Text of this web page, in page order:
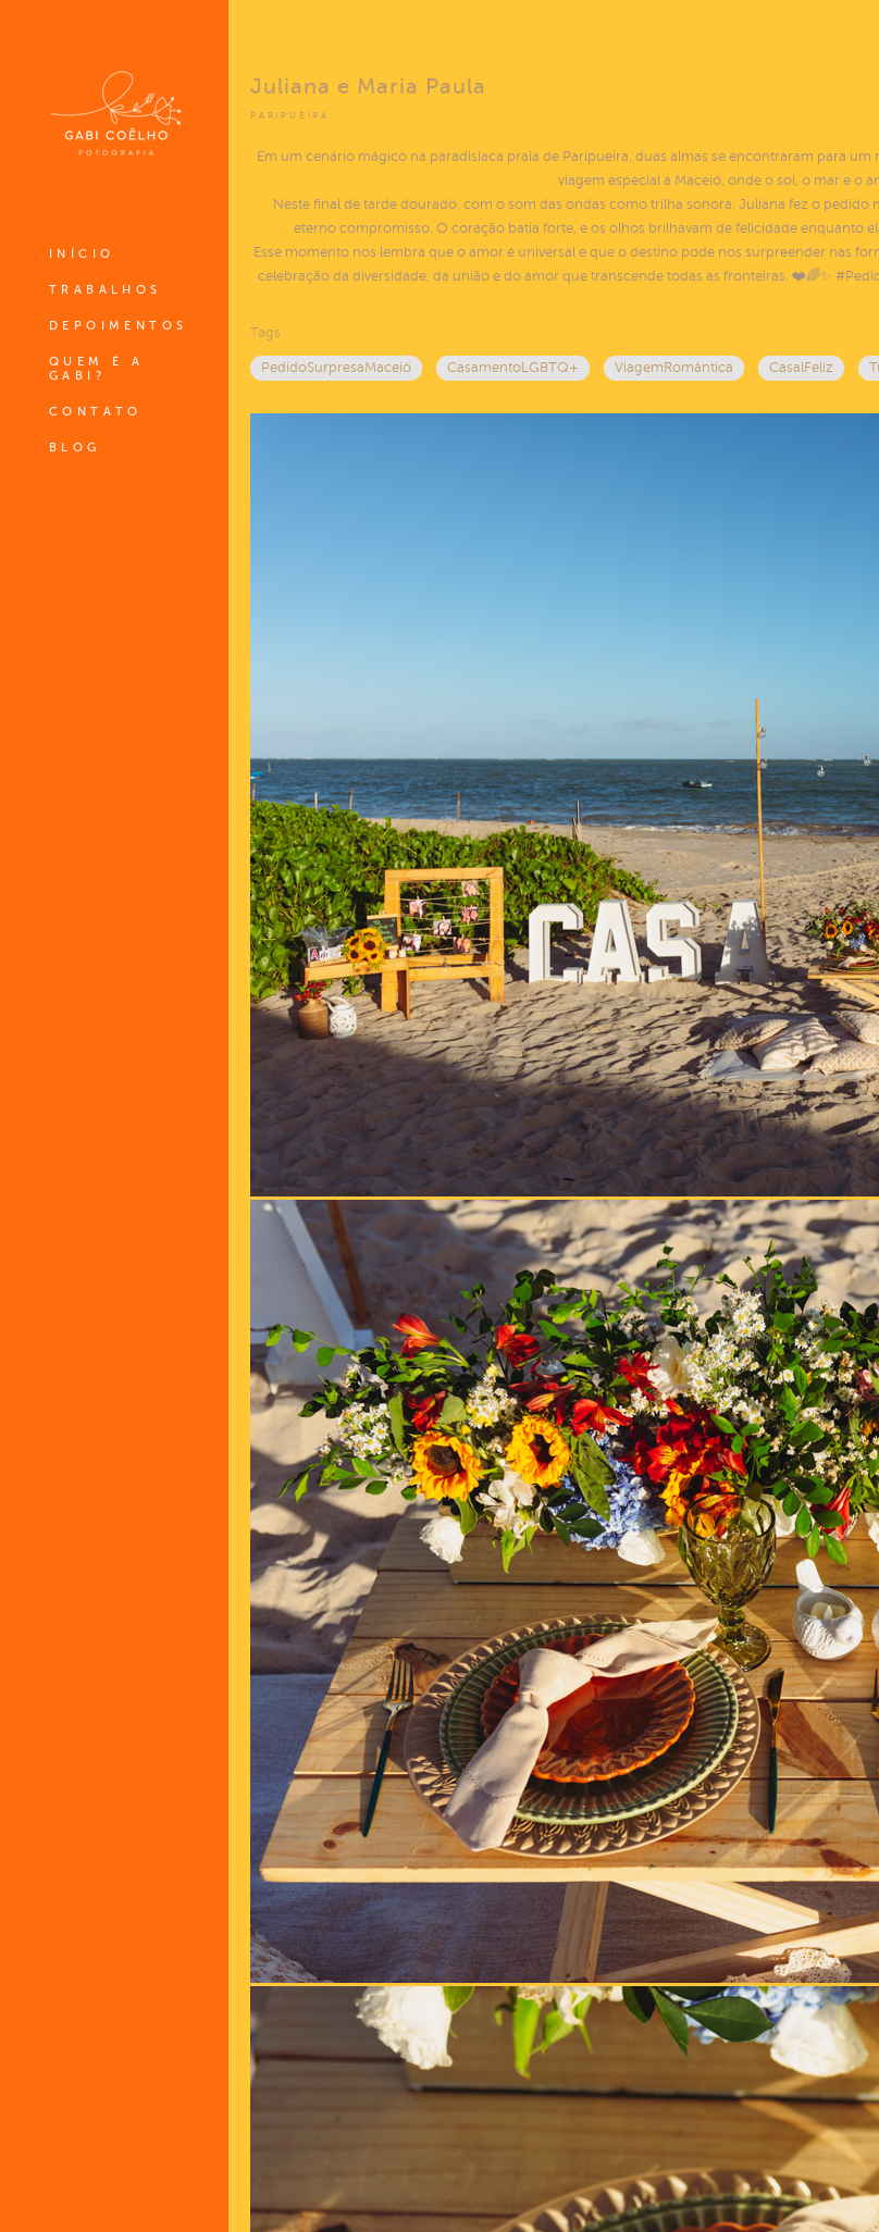
INÍCIO
TRABALHOS
DEPOIMENTOS
QUEM É A
GABI?
CONTATO
BLOG
PARIPUEIRA
Juliana e Maria Paula
Em um cenário mágico na paradisíaca praia de Paripueira, duas almas se encontraram para
viagem especial a Maceió, onde o sol, o mar e o
Neste final de tarde dourado, com o som das ondas como trilha sonora, Juliana fez o
eterno compromisso. O coração batia forte, e os olhos brilhavam de felicidade enquanto
Esse momento nos lembra que o amor é universal e que o destino pode nos surpreender nas
celebração da diversidade, da união e do amor que transcende todas as fronteiras. ❤️🌈✨
Tags
PedidoSurpresaMaceió CasamentoLGBTQ+ ViagemRomântica CasalFeliz